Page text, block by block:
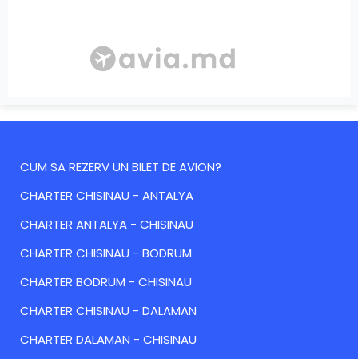
CUM SA REZERV UN BILET DE AVION?
CHARTER CHISINAU - ANTALYA
CHARTER ANTALYA - CHISINAU
CHARTER CHISINAU - BODRUM
CHARTER BODRUM - CHISINAU
CHARTER CHISINAU - DALAMAN
CHARTER DALAMAN - CHISINAU